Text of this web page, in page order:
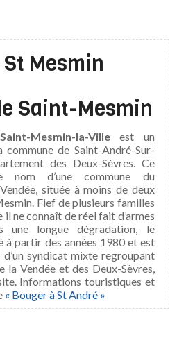
Saint-Mesmin
Mesmin-la-Ville est un
commune de Saint-André-Sur-
des Deux-Sèvres. Ce
nom d’une commune du
située à moins de deux
Fief de plusieurs familles
il ne connaît de réel fait d’armes
une longue dégradation, le
à partir des années 1980 et est
syndicat mixte regroupant
la Vendée et des Deux-Sèvres,
Informations touristiques et
« Bouger à St André »